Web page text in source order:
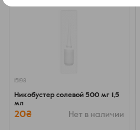
15198
Никобустер солевой 500 мг 1,5
мл
20₴ Нет в наличии